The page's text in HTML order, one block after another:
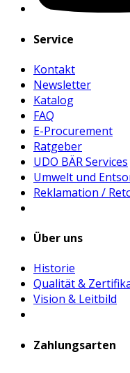
Service
Kontakt
Newsletter
Katalog
FAQ
E-Procurement
Ratgeber
UDO BÄR Services
Umwelt und
Reklamation /
Über uns
Historie
Qualität &
Vision & Leitbild
Zahlungsarten